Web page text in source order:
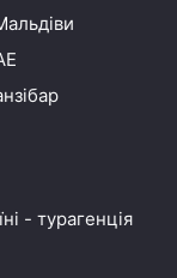
- турагенція